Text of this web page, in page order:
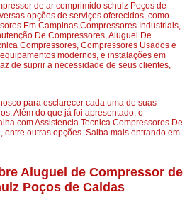
de ar comprimido schulz Poços de
opções de serviços oferecidos, como
Em Campinas,Compressores Industriais,
De Compressores, Aluguel De
Compressores, Compressores Usados e
modernos, e instalações em
de suprir a necessidade de seus clientes,
para esclarecer cada uma de suas
Além do que já foi apresentado, o
com Assistencia Tecnica Compressores De
entre outras opções. Saiba mais entrando em
Aluguel de Compressor de
Poços de Caldas